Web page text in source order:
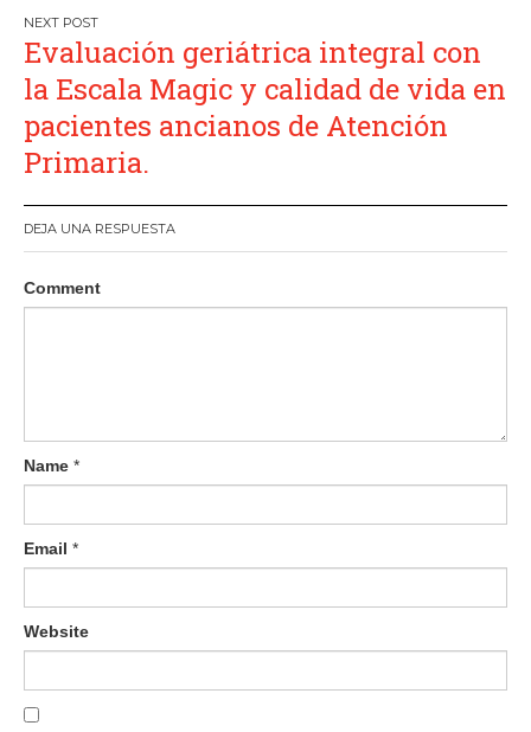
Evaluación geriátrica integral con
la Escala Magic y calidad de vida en
pacientes ancianos de Atención
Primaria.
DEJA UNA RESPUESTA
Comment
Name *
Email *
Website